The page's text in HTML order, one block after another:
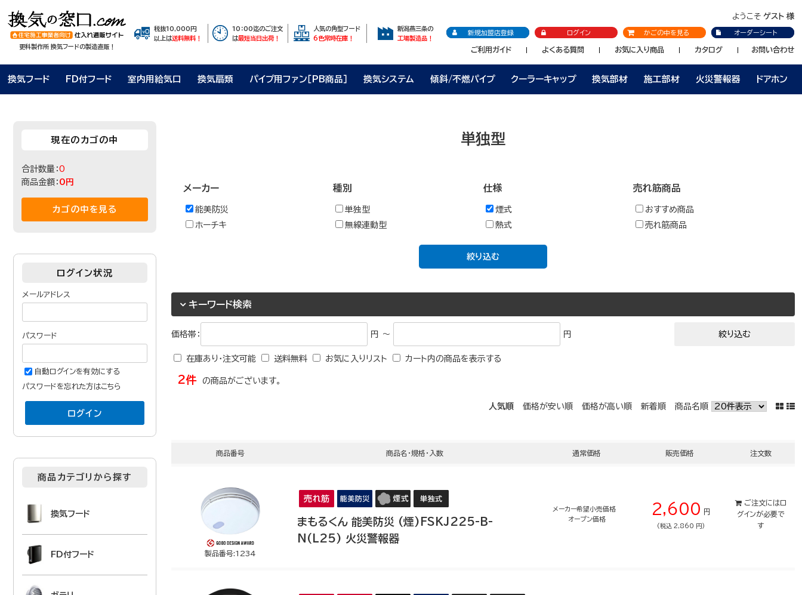
更科製作所 換気フードの製造直販！
税抜10,000円
以上は送料無料！
10：00迄のご注文
は最短当日出荷！
人気の角型フード
6色常時在庫！
新潟燕三条の
工場製造品！
ようこそ ゲスト 様
新規加盟店登録 ログイン かごの中を見る オーダーシート
ご利用ガイド よくある質問 お気に入り商品 カタログ お問い合わせ
換気フード FD付フード 室内用給気口 換気扇類 パイプ用ファン［PB商品］ 換気システム 傾斜/不燃パイプ クーラーキャップ 換気部材 施工部材 火災警報器 ドアホン
現在のカゴの中
合計数量：0
商品金額： 0円
カゴの中を見る
ログイン状況
メールアドレス
パスワード
自動ログインを有効にする
パスワードを忘れた方はこちら
商品カテゴリから探す
換気フード
FD付フード
単独型
メーカー
能美防災
ホーチキ
種別
単独型
無線連動型
仕様
煙式
熱式
売れ筋商品
おすすめ商品
売れ筋商品
絞り込む
キーワード検索
価格帯： 円 ～ 円
在庫あり・注文可能 送料無料 お気に入りリスト カート内の商品を表示する
2件 の商品がございます。
人気順 価格が安い順 価格が高い順 新着順 商品名順
商品番号 商品名・規格・入数 通常価格 販売価格 注文数
製品番号:1234
まもるくん 能美防災 (煙)FSKJ225-B-
N(L25) 火災警報器
メーカー希望小売価格
オープン価格
2,600 円
(税込 2,860 円)
ご注文にはロ
グインが必要で
す